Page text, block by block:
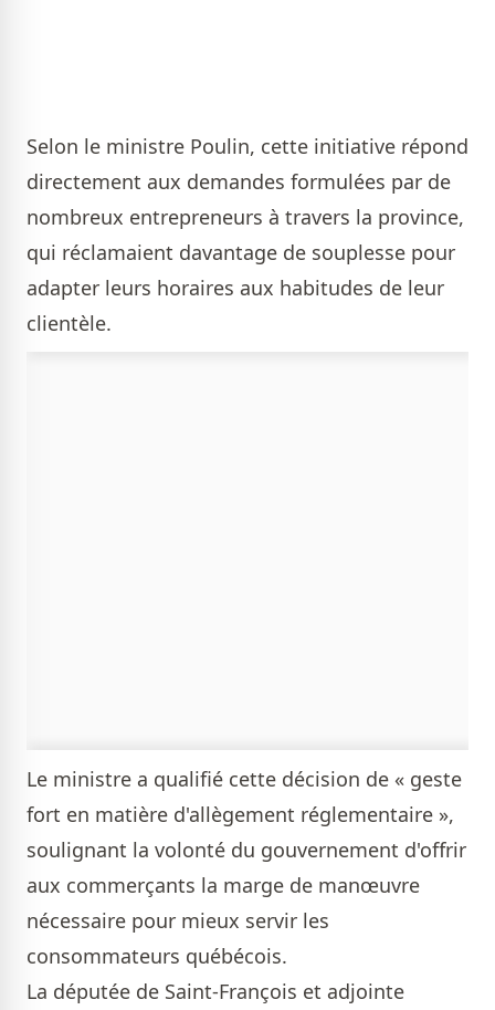
Selon le ministre Poulin, cette initiative répond
directement aux demandes formulées par de
nombreux entrepreneurs à travers la province,
qui réclamaient davantage de souplesse pour
adapter leurs horaires aux habitudes de leur
clientèle.
Le ministre a qualifié cette décision de « geste
fort en matière d'allègement réglementaire »,
soulignant la volonté du gouvernement d'offrir
aux commerçants la marge de manœuvre
nécessaire pour mieux servir les
consommateurs québécois.
La députée de Saint-François et adjointe